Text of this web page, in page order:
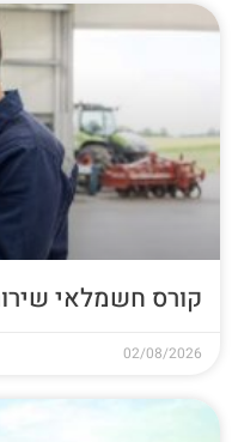
קורס חשמלאי
02/08/2026